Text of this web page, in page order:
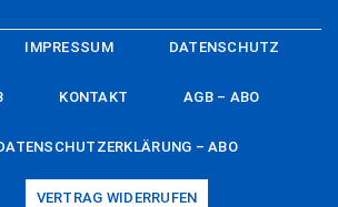
IMPRESSUM DATENSCHUTZ
KONTAKT AGB – ABO
– ABO
VERTRAG WIDERRUFEN